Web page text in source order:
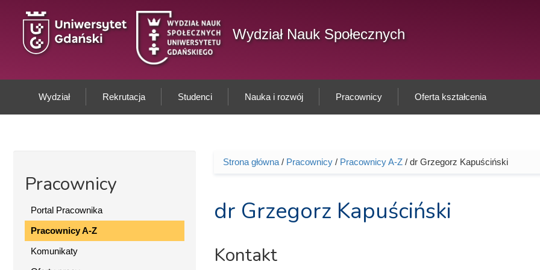
Wydział Nauk Społecznych
Wydział Rekrutacja Studenci Nauka i rozwój Pracownicy Oferta kształcenia
Pracownicy
Portal Pracownika
Pracownicy A-Z
Komunikaty
Jesteś tutaj
Strona główna/ Pracownicy/ Pracownicy A-Z/ dr Grzegorz Kapuściński
dr Grzegorz Kapuściński
Kontakt